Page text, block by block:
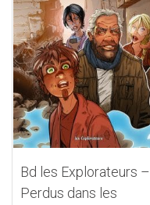
Bd les Explorateurs –
Perdus dans les